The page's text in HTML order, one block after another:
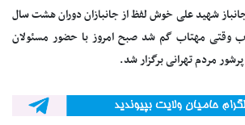
شهید علی خوش لفظ از جانبازان دوران هشت سال
وقتی مهتاب گم شد صبح امروز با حضور مسئولان
مردم تهرانی برگزار شد.